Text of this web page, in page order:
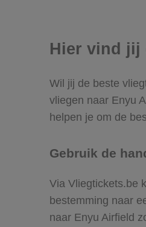
Hier vind jij
Wil jij de beste
vliegen naar Enyu
helpen je om de
Gebruik de
Via Vliegtickets.be
bestemming naar
naar Enyu Airfield